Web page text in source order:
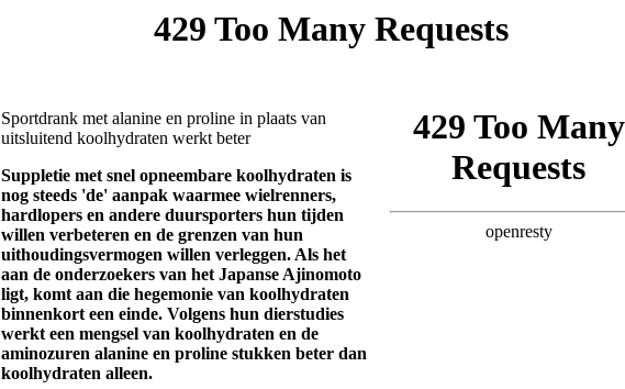
Sportdrank met alanine en proline in plaats van
uitsluitend koolhydraten werkt beter
Suppletie met snel opneembare koolhydraten is
nog steeds 'de' aanpak waarmee wielrenners,
hardlopers en andere duursporters hun tijden
willen verbeteren en de grenzen van hun
uithoudingsvermogen willen verleggen. Als het
aan de onderzoekers van het Japanse Ajinomoto
ligt, komt aan die hegemonie van koolhydraten
binnenkort een einde. Volgens hun dierstudies
werkt een mengsel van koolhydraten en de
aminozuren alanine en proline stukken beter dan
koolhydraten alleen.